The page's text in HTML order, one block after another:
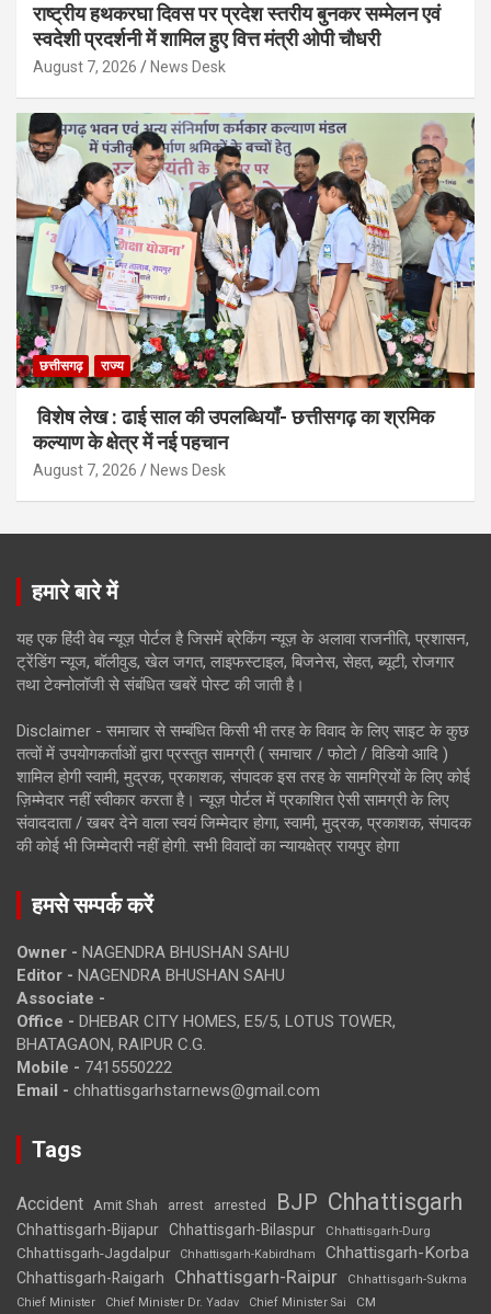
राष्ट्रीय हथकरघा दिवस पर प्रदेश स्तरीय बुनकर सम्मेलन एवं
स्वदेशी प्रदर्शनी में शामिल हुए वित्त मंत्री ओपी चौधरी
August 7, 2026 News Desk
छत्तीसगढ़ राज्य
विशेष लेख : ढाई साल की उपलब्धियाँ- छत्तीसगढ़ का श्रमिक
कल्याण के क्षेत्र में नई पहचान
August 7, 2026 News Desk
हमारे बारे में
यह एक हिंदी वेब न्यूज़ पोर्टल है जिसमें ब्रेकिंग न्यूज़ के अलावा राजनीति, प्रशासन,
ट्रेंडिंग न्यूज, बॉलीवुड, खेल जगत, लाइफस्टाइल, बिजनेस, सेहत, ब्यूटी, रोजगार
तथा टेक्नोलॉजी से संबंधित खबरें पोस्ट की जाती है।
Disclaimer - समाचार से सम्बंधित किसी भी तरह के विवाद के लिए साइट के कुछ
तत्वों में उपयोगकर्ताओं द्वारा प्रस्तुत सामग्री ( समाचार / फोटो / विडियो आदि )
शामिल होगी स्वामी, मुद्रक, प्रकाशक, संपादक इस तरह के सामग्रियों के लिए कोई
ज़िम्मेदार नहीं स्वीकार करता है। न्यूज़ पोर्टल में प्रकाशित ऐसी सामग्री के लिए
संवाददाता / खबर देने वाला स्वयं जिम्मेदार होगा, स्वामी, मुद्रक, प्रकाशक, संपादक
की कोई भी जिम्मेदारी नहीं होगी. सभी विवादों का न्यायक्षेत्र रायपुर होगा
हमसे सम्पर्क करें
Owner - NAGENDRA BHUSHAN SAHU
Editor - NAGENDRA BHUSHAN SAHU
Associate -
Office - DHEBAR CITY HOMES, E5/5, LOTUS TOWER,
BHATAGAON, RAIPUR C.G.
Mobile - 7415550222
Email - chhattisgarhstarnews@gmail.com
Tags
Accident Amit Shah arrest arrested BJP Chhattisgarh
Chhattisgarh-Bijapur Chhattisgarh-Bilaspur Chhattisgarh-Durg
Chhattisgarh-Jagdalpur Chhattisgarh-Kabirdham Chhattisgarh-Korba
Chhattisgarh-Raigarh Chhattisgarh-Raipur
Chhattisgarh-Sukma
Chief Minister
Chief Minister Dr. Yadav Chief Minister Sai CM